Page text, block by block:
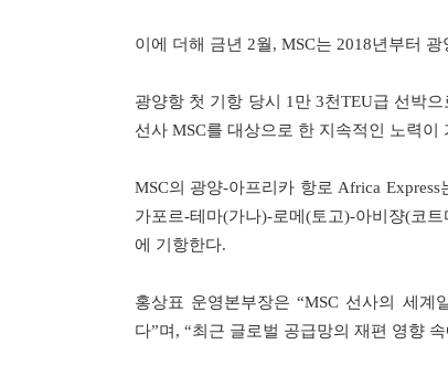
이에 더해 금년 2월, MSC는 2018년부터
광양항 첫 기항 당시 1만 3천TEU급 선박
선사 MSC를 대상으로 한 지속적인 노력이
MSC의 광양-아프리카 항로 Africa
가포르-테마(가나)-로메(토고)-아비쟝(코
에 기항한다.
홍상표 운영본부장은 “MSC 선사의 세
다”며, “최근 글로벌 공급망의 재편 영향